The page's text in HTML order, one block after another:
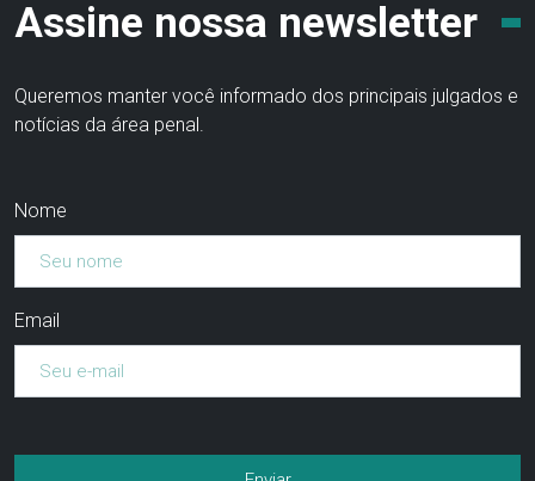
Assine nossa newsletter
Queremos manter você informado dos principais julgados e
notícias da área penal.
Nome
Email